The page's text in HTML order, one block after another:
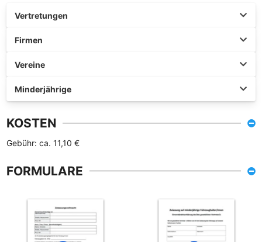
Vertretungen
Firmen
Vereine
Minderjährige
KOSTEN
Gebühr: ca. 11,10 €
FORMULARE